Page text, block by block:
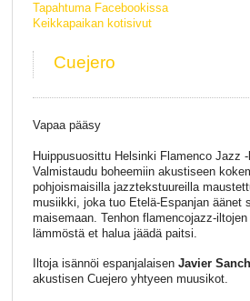
Tapahtuma Facebookissa
Keikkapaikan kotisivut
Cuejero
Vapaa pääsy
Huippusuosittu Helsinki Flamenco Jazz
Valmistaudu boheemiin akustiseen
pohjoismaisilla jazztekstuureilla
musiikki, joka tuo Etelä-Espanjan äänet
maisemaan. Tenhon flamencojazz-
lämmöstä et halua jäädä paitsi.
Iltoja isännöi espanjalaisen Javier
akustisen Cuejero yhtyeen muusikot.